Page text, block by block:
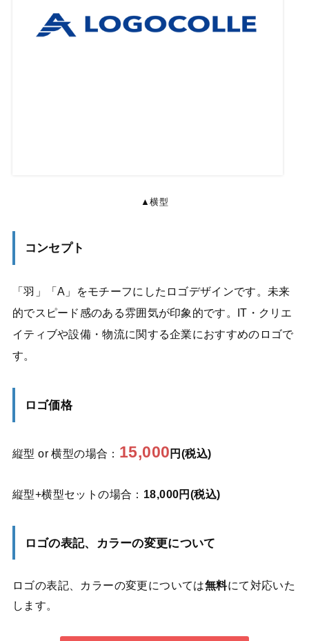
▲横型
コンセプト
「羽」「A」をモチーフにしたロゴデザインです。未来
的でスピード感のある雰囲気が印象的です。IT・クリエ
イティブや設備・物流に関する企業におすすめのロゴで
す。
ロゴ価格
縦型 or 横型の場合： 15,000 円(税込)
縦型+横型セットの場合： 18,000円(税込)
ロゴの表記、カラーの変更について
ロゴの表記、カラーの変更については無料にて対応いた
します。